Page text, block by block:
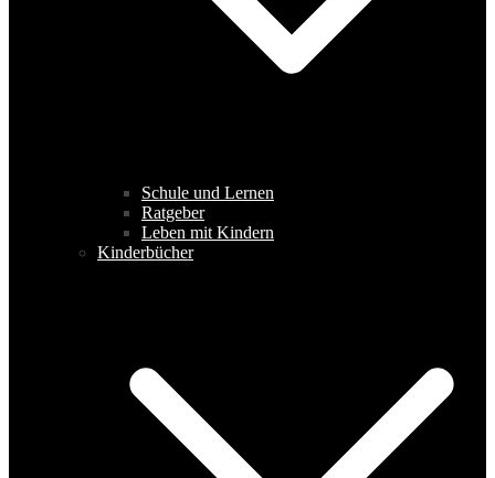
Schule und Lernen
Ratgeber
Leben mit Kindern
Kinderbücher